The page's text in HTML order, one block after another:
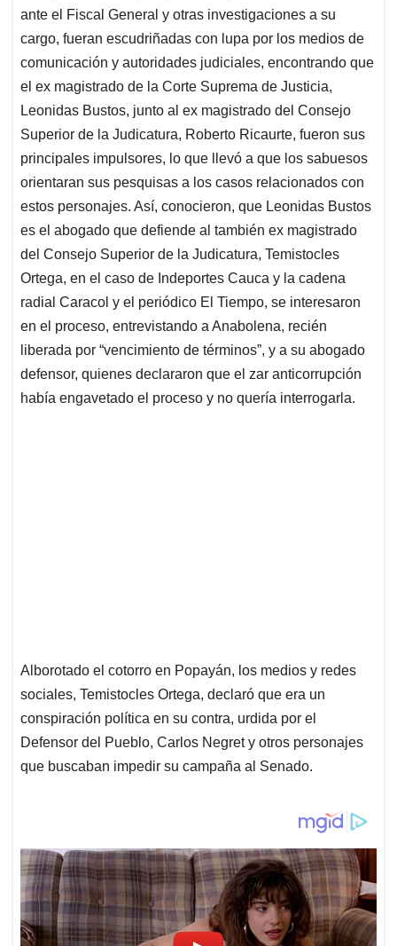
ante el Fiscal General y otras investigaciones a su
cargo, fueran escudriñadas con lupa por los medios de
comunicación y autoridades judiciales, encontrando que
el ex magistrado de la Corte Suprema de Justicia,
Leonidas Bustos, junto al ex magistrado del Consejo
Superior de la Judicatura, Roberto Ricaurte, fueron sus
principales impulsores, lo que llevó a que los sabuesos
orientaran sus pesquisas a los casos relacionados con
estos personajes. Así, conocieron, que Leonidas Bustos
es el abogado que defiende al también ex magistrado
del Consejo Superior de la Judicatura, Temistocles
Ortega, en el caso de Indeportes Cauca y la cadena
radial Caracol y el periódico El Tiempo, se interesaron
en el proceso, entrevistando a Anabolena, recién
liberada por “vencimiento de términos”, y a su abogado
defensor, quienes declararon que el zar anticorrupción
había engavetado el proceso y no quería interrogarla.
Alborotado el cotorro en Popayán, los medios y redes
sociales, Temistocles Ortega, declaró que era un
conspiración política en su contra, urdida por el
Defensor del Pueblo, Carlos Negret y otros personajes
que buscaban impedir su campaña al Senado.